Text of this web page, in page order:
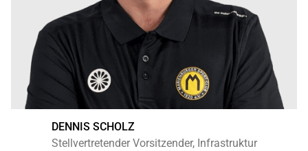
DENNIS SCHOLZ
Stellvertretender Vorsitzender, Infrastruktur